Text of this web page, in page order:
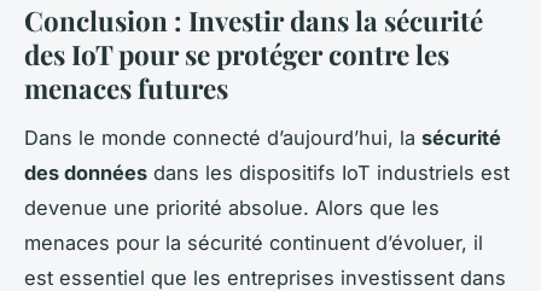
Conclusion : Investir dans la sécurité
des IoT pour se protéger contre les
menaces futures
Dans le monde connecté d’aujourd’hui, la sécurité
des données dans les dispositifs IoT industriels est
devenue une priorité absolue. Alors que les
menaces pour la sécurité continuent d’évoluer, il
est essentiel que les entreprises investissent dans